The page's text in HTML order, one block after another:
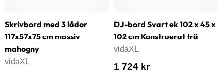
Skrivbord med 3 lådor
117x57x75 cm massiv
mahogny
vidaXL
DJ-bord Svart ek 102 x 45 x
102 cm Konstruerat trä
vidaXL
1 724 kr